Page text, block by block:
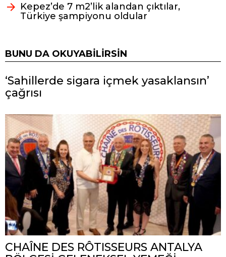
Kepez’de 7 m2’lik alandan çıktılar,
Türkiye şampiyonu oldular
BUNU DA OKUYABILIRSIN
‘Sahillerde sigara içmek yasaklansın’
çağrısı
CHAÎNE DES RÔTISSEURS ANTALYA